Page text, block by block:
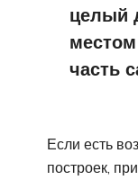
целый
часть
Если есть
построек,